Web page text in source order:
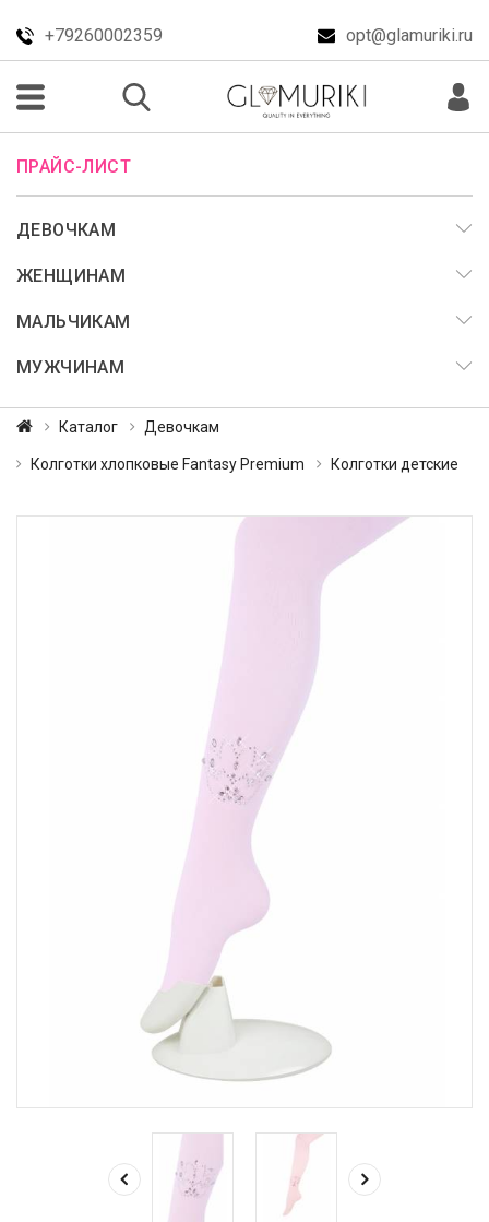
+79260002359 opt@glamuriki.ru
ДЕВОЧКАМ
ЖЕНЩИНАМ
МАЛЬЧИКАМ
МУЖЧИНАМ
ПРАЙС-ЛИСТ
Каталог Девочкам
Колготки хлопковые Fantasy Premium Колготки детские